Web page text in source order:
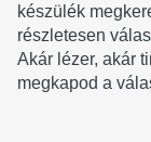
készülék
részletesen
Akár lézer, akár
megkapod a